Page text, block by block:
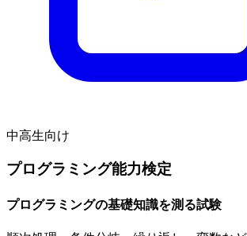
中高生向け
プログラミング能力検定
プログラミングの基礎知識を測る試験